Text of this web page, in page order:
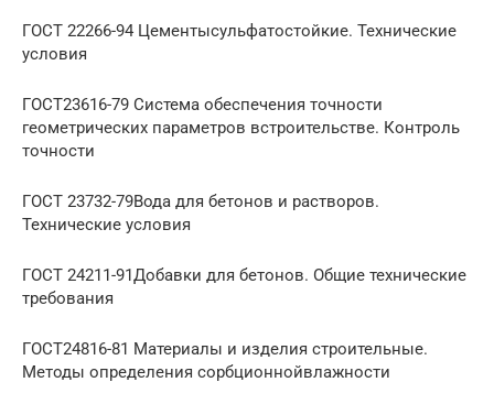
ГОСТ 22266-94 Цементысульфатостойкие. Технические
условия
ГОСТ23616-79 Система обеспечения точности
геометрических параметров встроительстве. Контроль
точности
ГОСТ 23732-79Вода для бетонов и растворов.
Технические условия
ГОСТ 24211-91Добавки для бетонов. Общие технические
требования
ГОСТ24816-81 Материалы и изделия строительные.
Методы определения сорбционнойвлажности